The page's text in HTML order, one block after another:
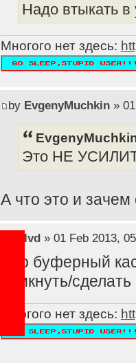
Надо втыкать в
Многого нет здесь:
by EvgenyMuchkin» 01
Это НЕ
А что это и
lvd» 01 Feb 2013,
Это буферный
замкнуть/
Многого нет здесь: